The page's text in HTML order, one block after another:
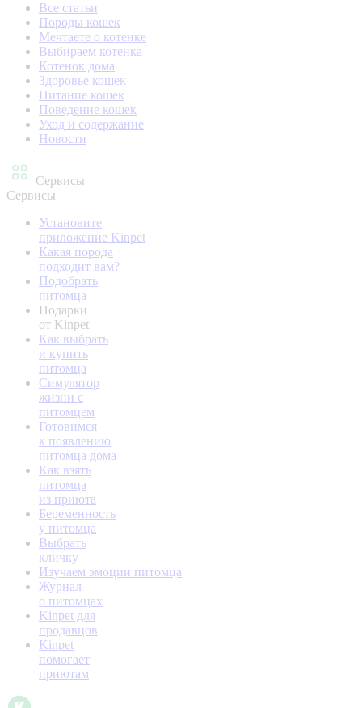
Все статьи
Породы кошек
Мечтаете о котенке
Выбираем котенка
Котенок дома
Здоровье кошек
Питание кошек
Поведение кошек
Уход и содержание
Новости
Сервисы
Сервисы
Установите
приложение Kinpet
Какая порода
подходит вам?
Подобрать
питомца
Подарки
от Kinpet
Как выбрать
и купить
питомца
Симулятор
жизни с
питомцем
Готовимся
к появлению
питомца дома
Как взять
питомца
из приюта
Беременность
у питомца
Выбрать
кличку
Изучаем эмоции питомца
Журнал
о питомцах
Kinpet для
продавцов
Kinpet
помогает
приютам